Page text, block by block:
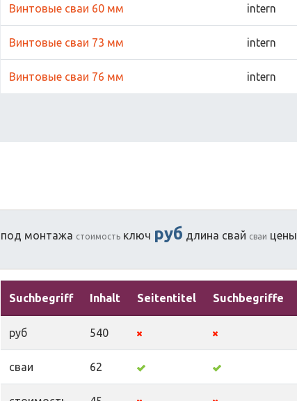
Винтовые сваи 60 мм intern
Винтовые сваи 73 мм intern
Винтовые сваи 76 мм intern
под монтажа стоимость ключ руб длина свай сваи цены
Suchbegriff Inhalt Seitentitel Suchbegriffe
руб 540
сваи 62